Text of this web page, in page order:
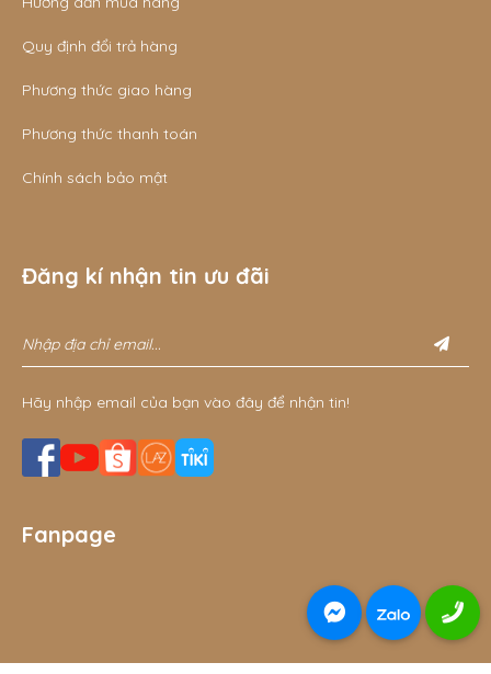
Quy định đổi trả hàng
Phương thức giao hàng
Phương thức thanh toán
Chính sách bảo mật
Đăng kí nhận tin ưu đãi
Hãy nhập email của bạn vào đây để nhận tin!
Fanpage